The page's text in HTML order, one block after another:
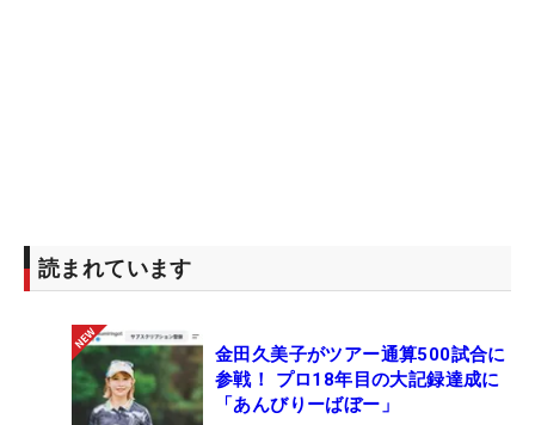
読まれています
金田久美子がツアー通算500試合に
参戦！ プロ18年目の大記録達成に
「あんびりーばぼー」